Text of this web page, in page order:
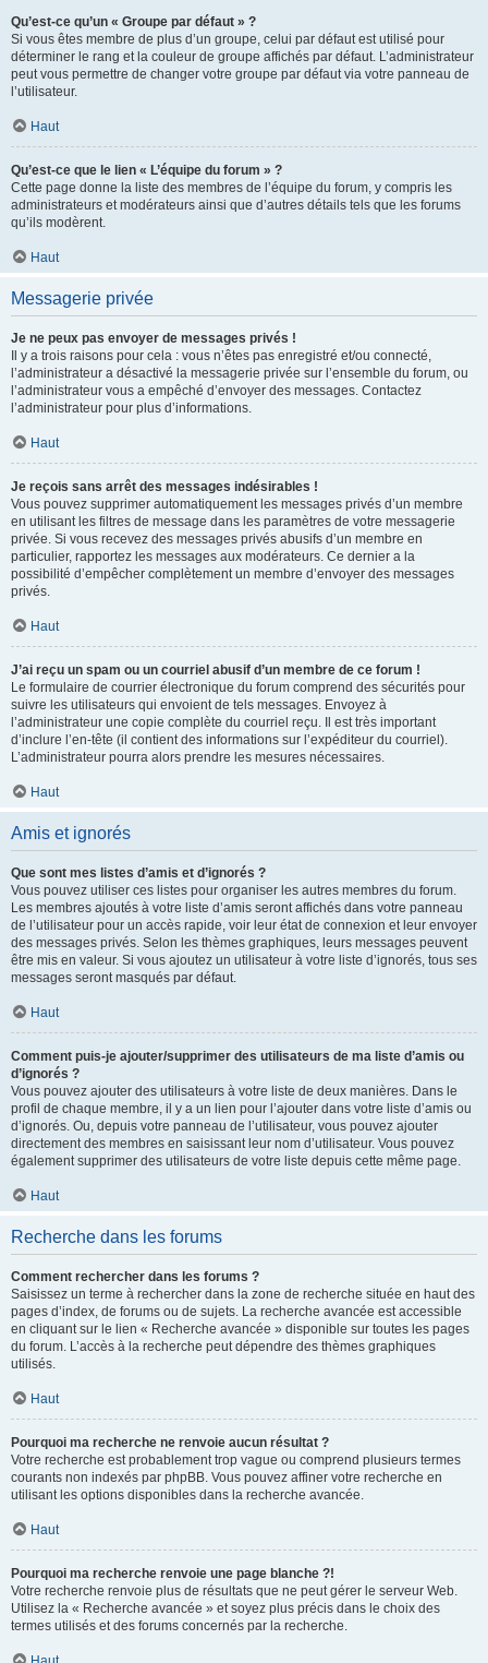
Qu’est-ce qu’un « Groupe par défaut » ?
Si vous êtes membre de plus d’un groupe, celui par défaut est utilisé pour
déterminer le rang et la couleur de groupe affichés par défaut. L’administrateur
peut vous permettre de changer votre groupe par défaut via votre panneau de
l’utilisateur.
Haut
Qu’est-ce que le lien « L’équipe du forum » ?
Cette page donne la liste des membres de l’équipe du forum, y compris les
administrateurs et modérateurs ainsi que d’autres détails tels que les forums
qu’ils modèrent.
Haut
Messagerie privée
Je ne peux pas envoyer de messages privés !
Il y a trois raisons pour cela : vous n’êtes pas enregistré et/ou connecté,
l’administrateur a désactivé la messagerie privée sur l’ensemble du forum, ou
l’administrateur vous a empêché d’envoyer des messages. Contactez
l’administrateur pour plus d’informations.
Haut
Je reçois sans arrêt des messages indésirables !
Vous pouvez supprimer automatiquement les messages privés d’un membre
en utilisant les filtres de message dans les paramètres de votre messagerie
privée. Si vous recevez des messages privés abusifs d’un membre en
particulier, rapportez les messages aux modérateurs. Ce dernier a la
possibilité d’empêcher complètement un membre d’envoyer des messages
privés.
Haut
J’ai reçu un spam ou un courriel abusif d’un membre de ce forum !
Le formulaire de courrier électronique du forum comprend des sécurités pour
suivre les utilisateurs qui envoient de tels messages. Envoyez à
l’administrateur une copie complète du courriel reçu. Il est très important
d’inclure l’en-tête (il contient des informations sur l’expéditeur du courriel).
L’administrateur pourra alors prendre les mesures nécessaires.
Haut
Amis et ignorés
Que sont mes listes d’amis et d’ignorés ?
Vous pouvez utiliser ces listes pour organiser les autres membres du forum.
Les membres ajoutés à votre liste d’amis seront affichés dans votre panneau
de l’utilisateur pour un accès rapide, voir leur état de connexion et leur envoyer
des messages privés. Selon les thèmes graphiques, leurs messages peuvent
être mis en valeur. Si vous ajoutez un utilisateur à votre liste d’ignorés, tous ses
messages seront masqués par défaut.
Haut
Comment puis-je ajouter/supprimer des utilisateurs de ma liste d’amis ou
d’ignorés ?
Vous pouvez ajouter des utilisateurs à votre liste de deux manières. Dans le
profil de chaque membre, il y a un lien pour l’ajouter dans votre liste d’amis ou
d’ignorés. Ou, depuis votre panneau de l’utilisateur, vous pouvez ajouter
directement des membres en saisissant leur nom d’utilisateur. Vous pouvez
également supprimer des utilisateurs de votre liste depuis cette même page.
Haut
Recherche dans les forums
Comment rechercher dans les forums ?
Saisissez un terme à rechercher dans la zone de recherche située en haut des
pages d’index, de forums ou de sujets. La recherche avancée est accessible
en cliquant sur le lien « Recherche avancée » disponible sur toutes les pages
du forum. L’accès à la recherche peut dépendre des thèmes graphiques
utilisés.
Haut
Pourquoi ma recherche ne renvoie aucun résultat ?
Votre recherche est probablement trop vague ou comprend plusieurs termes
courants non indexés par phpBB. Vous pouvez affiner votre recherche en
utilisant les options disponibles dans la recherche avancée.
Haut
Pourquoi ma recherche renvoie une page blanche ?!
Votre recherche renvoie plus de résultats que ne peut gérer le serveur Web.
Utilisez la « Recherche avancée » et soyez plus précis dans le choix des
termes utilisés et des forums concernés par la recherche.